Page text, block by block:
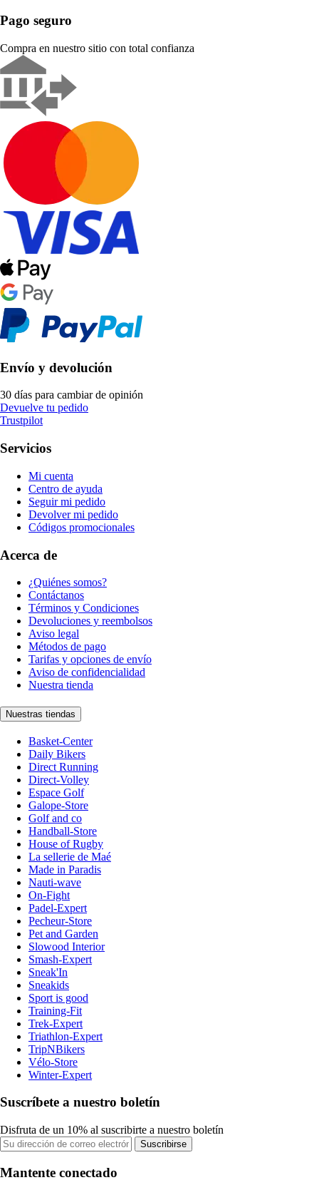
Pago seguro
Compra en nuestro sitio con total confianza
Envío y devolución
30 días para cambiar de opinión
Devuelve tu pedido
Trustpilot
Servicios
Mi cuenta
Centro de ayuda
Seguir mi pedido
Devolver mi pedido
Códigos promocionales
Acerca de
¿Quiénes somos?
Contáctanos
Términos y Condiciones
Devoluciones y reembolsos
Aviso legal
Métodos de pago
Tarifas y opciones de envío
Aviso de confidencialidad
Nuestra tienda
Nuestras tiendas
Basket-Center
Daily Bikers
Direct Running
Direct-Volley
Espace Golf
Galope-Store
Golf and co
Handball-Store
House of Rugby
La sellerie de Maé
Made in Paradis
Nauti-wave
On-Fight
Padel-Expert
Pecheur-Store
Pet and Garden
Slowood Interior
Smash-Expert
Sneak'In
Sneakids
Sport is good
Training-Fit
Trek-Expert
Triathlon-Expert
TripNBikers
Vélo-Store
Winter-Expert
Suscríbete a nuestro boletín
Disfruta de un 10% al suscribirte a nuestro boletín
Suscribirse
Mantente conectado